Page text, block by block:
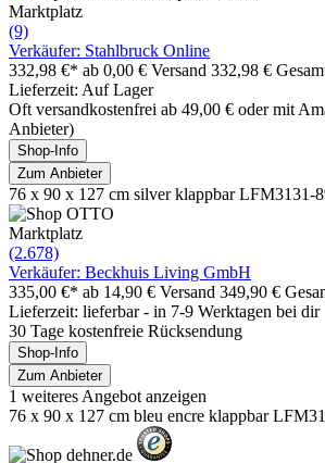
Marktplatz
(9)
Verkäufer: Stahlbruck Online
332,98 €* ab 0,00 € Versand 332,98 €
Lieferzeit: Auf Lager
Oft versandkostenfrei ab 49,00 € oder mit
Anbieter)
Shop-Info
Zum Anbieter
76 x 90 x 127 cm silver klappbar LFM3131-
Marktplatz
(2.678)
Verkäufer: Beckhuis Living GmbH
335,00 €* ab 14,90 € Versand 349,90 €
Lieferzeit: lieferbar - in 7-9 Werktagen bei dir
30 Tage kostenfreie Rücksendung
Shop-Info
Zum Anbieter
1 weiteres Angebot anzeigen
76 x 90 x 127 cm bleu encre klappbar